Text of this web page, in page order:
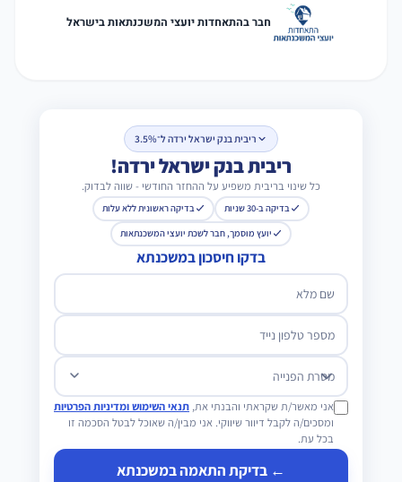
חבר בהתאחדות יועצי המשכנתאות בישראל
ריבית בנק ישראל ירדה ל־3.5%
ריבית בנק ישראל ירדה!
כל שינוי בריבית משפיע על ההחזר החודשי - שווה לבדוק.
בדיקה ב-30 שניות
בדיקה ראשונית ללא עלות
יועץ מוסמך, חבר לשכת יועצי המשכנתאות
בדקו חיסכון במשכנתא
שם מלא
מספר טלפון נייד
מטרת הפנייה
אני מאשר/ת שקראתי והבנתי את, תנאי השימוש ומדיניות הפרטיות
ומסכים/ה לקבל דיוור שיווקי. אני מבין/ה שאוכל לבטל הסכמה זו
בכל עת.
← בדיקת התאמה במשכנתא